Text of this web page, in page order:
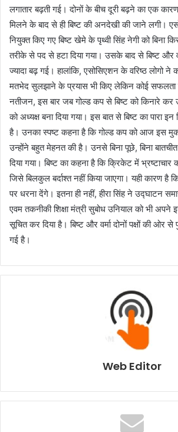
लगातार बढ़ती गई। दोनों के बीच दूरी बढ़ने का एक कारण
मिलने के बाद से ही बिष्ट की अनदेखी की जाने लगी।
नियुक्त किए गए बिष्ट खेमे के पृथ्वी सिंह नेगी को बिना
तरीके से पद से हटा दिया गया। उसके बाद से बिष्ट और
ज्यादा बढ़ गई। हालांकि, एसोसिएशन के वरिष्ठ लोगो ने
मतभेद सुलझाने के प्रयास भी किए लेकिन कोई सफलता
नतीजन, इस बार जब गोल्ड कप से बिष्ट को किनारे
को अध्यक्ष बना दिया गया। इस बात से बिष्ट का पारा
है। उनका स्पष्ट कहना है कि गोल्ड कप को आज इस
उन्होंने बहुत मेहनत की है। उनसे बिना पूछे, बिना
दिया गया। बिष्ट का कहना है कि क्रिकेट में भ्रष्टाचार
जिसे बिलकुल बर्दाश्त नहीं किया जाएगा। यही कारण
पर धरना देंगे। इतना ही नहीं, हीरा सिंह ने उद्घाटन
एवम तकनीकी शिक्षा मंत्री सुबोध उनियाल को भी अपने
सूचित कर दिया है। बिष्ट और वर्मा दोनों पक्षों की ओर
गई है।
Web Editor